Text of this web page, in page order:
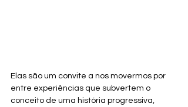
Elas são um convite a nos movermos por
entre experiências que subvertem o
conceito de uma história progressiva,